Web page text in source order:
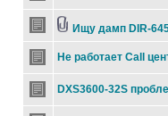
Ищу дамп DIR-
Не работает Call
DXS3600-32S